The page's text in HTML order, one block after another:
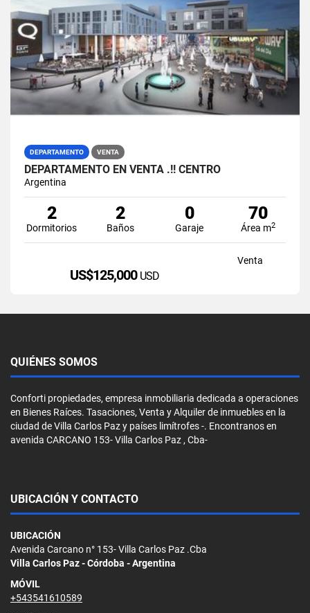
DEPARTAMENTO VENTA
DEPARTAMENTO EN VENTA .!! CENTRO
Argentina
2
Dormitorios
2
Baños
0
Garaje
70
Área m2
Venta
US$125,000 USD
QUIÉNES SOMOS
Conforti propiedades, empresa inmobiliaria dedicada a operaciones
en Bienes Raíces. Tasaciones, Venta y Alquiler de inmuebles en la
ciudad de Villa Carlos Paz y países limítrofes -. Encontranos en
avenida CARCANO 153- Villa Carlos Paz , Cba-
UBICACIÓN Y CONTACTO
UBICACIÓN
Avenida Carcano n° 153- Villa Carlos Paz .Cba
Villa Carlos Paz - Córdoba - Argentina
MÓVIL
+543541610589